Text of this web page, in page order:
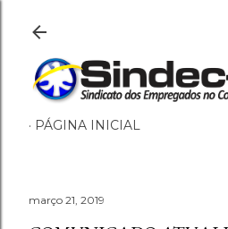
PÁGINA INICIAL
março 21, 2019